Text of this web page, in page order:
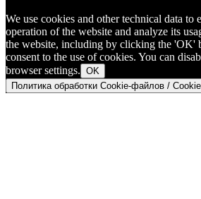
We use cookies and other technical data to
operation of the website and analyze its
the website, including by clicking the 'OK'
consent to the use of cookies. You can
browser settings. OK
Политика обработки Cookie-файлов /